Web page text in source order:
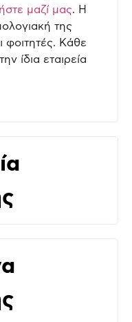
μαζί μας. Η
της
φοιτητές. Κάθε
ίδια εταιρεία